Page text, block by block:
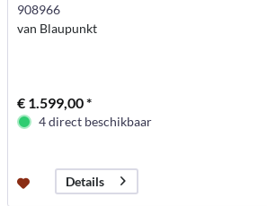
908966
van Blaupunkt
€ 1.599,00 *
4 direct beschikbaar
Details